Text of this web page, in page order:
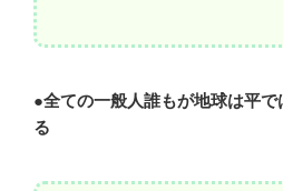
●全ての一般人誰もが地球は平
る